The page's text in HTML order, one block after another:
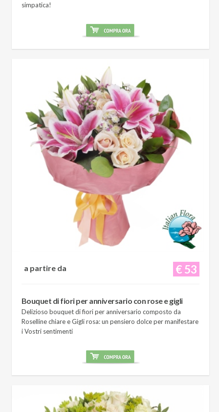
simpatica!
€ 53
a partire da
Bouquet di fiori per anniversario con rose e gigli
Delizioso bouquet di fiori per anniversario composto da
Roselline chiare e Gigli rosa: un pensiero dolce per manifestare
i Vostri sentimenti